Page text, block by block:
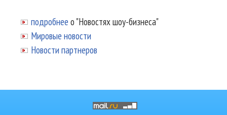
подробнее о "Новостях шоу-бизнеса"
Мировые новости
Новости партнеров